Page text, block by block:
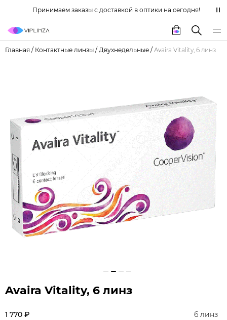
Принимаем заказы с доставкой в оптики на сегодня!
Главная / Контактные линзы / Двухнедельные / Avaira Vitality, 6 линз
Avaira Vitality, 6 линз
1 770 ₽ 6 линз